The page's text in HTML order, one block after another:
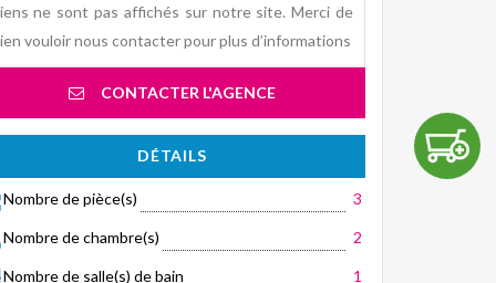
ne sont pas affichés sur notre site. Merci de
vouloir nous contacter pour plus d’informations
CONTACTER L'AGENCE
DÉTAILS
Nombre de pièce(s) 3
Nombre de chambre(s) 2
Nombre de salle(s) de bain 1